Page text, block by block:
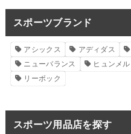
スポーツブランド
アシックス アディダス
ニューバランス
ヒュンメル
リーボック
スポーツ用品店を探す